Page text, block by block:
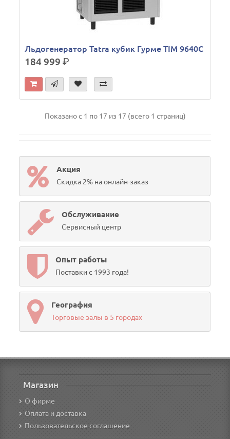
Льдогенератор Tatra кубик Гурме TIM 9640C
184 999р.
Показано с 1 по 17 из 17 (всего 1 страниц)
Акция
Скидка 2% на онлайн-заказ
Обслуживание
Сервисный центр
Опыт работы
Поставки с 1993 года!
География
Торговые залы в 5 городах
Магазин
О фирме
Оплата и доставка
Пользовательское соглашение